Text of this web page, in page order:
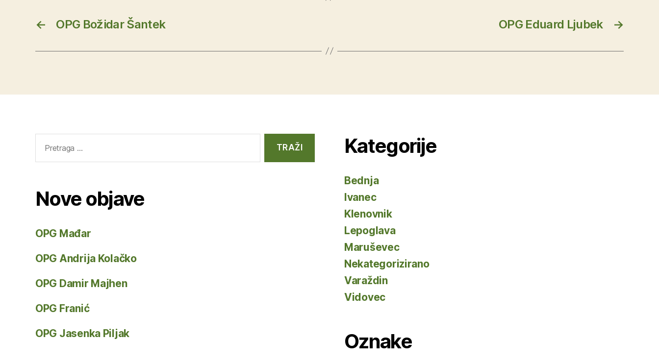
← OPG Božidar Šantek →
OPG Eduard Ljubek
Nove objave
OPG Mađar
OPG Andrija Kolačko
OPG Damir Majhen
OPG Franić
OPG Jasenka Piljak
Kategorije
Bednja
Ivanec
Klenovnik
Lepoglava
Maruševec
Nekategorizirano
Varaždin
Vidovec
Oznake